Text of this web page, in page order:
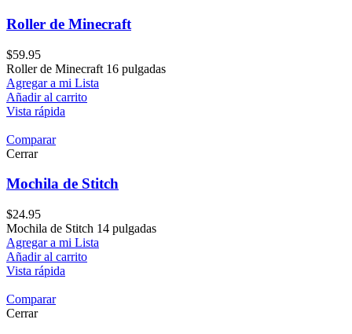
Roller de Minecraft
$59.95
Roller de Minecraft 16 pulgadas
Agregar a mi Lista
Añadir al carrito
Vista rápida
Comparar
Cerrar
Mochila de Stitch
$24.95
Mochila de Stitch 14 pulgadas
Agregar a mi Lista
Añadir al carrito
Vista rápida
Comparar
Cerrar